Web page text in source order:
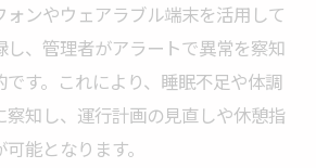
ンやウェアラブル端末を活用して
、管理者がアラートで異常を察知
す。これにより、睡眠不足や体調
知し、運行計画の見直しや休憩指
能となります。